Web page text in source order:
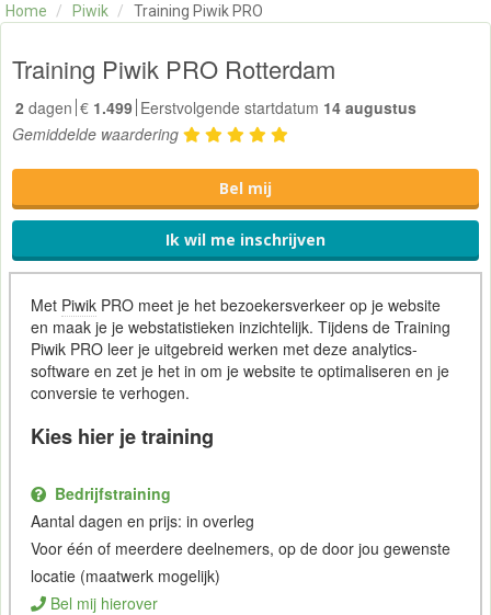
OVER ONS
SKILLS ALCHEMIST
Home / Piwik / Training Piwik PRO
Training Piwik PRO Rotterdam
2 dagen € 1.499 Eerstvolgende startdatum 14 augustus
Gemiddelde waardering
Bel mij
Ik wil me inschrijven
Met PiwikPRO meet je het bezoekersverkeer op je website
en maak je je webstatistieken inzichtelijk. Tijdens de Training
Piwik PRO leer je uitgebreid werken met deze analytics-
software en zet je het in om je website te optimaliseren en je
conversie te verhogen.
Kies hier je training
Bedrijfstraining
Aantal dagen en prijs: in overleg
Voor één of meerdere deelnemers, op de door jou gewenste
locatie (maatwerk mogelijk)
Bel mij hierover